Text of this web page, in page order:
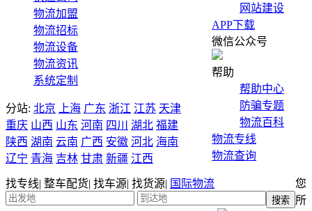
网站建设
APP下载
微信公众号
帮助
帮助中心
防骗专题
物流百科
物流专线
物流查询
找专线| 整车配货| 找车源| 找货源| 国际物流
物流加盟
物流招标
物流设备
物流资讯
系统定制
分站: 北京 上海 广东 浙江 江苏 天津
重庆 山西 山东 河南 四川 湖北 福建
陕西 湖南 云南 广西 安徽 河北 海南
辽宁 青海 吉林 甘肃 新疆 江西
您
所